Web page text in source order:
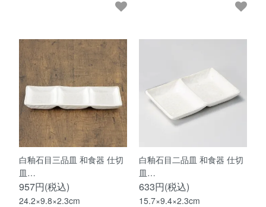
白釉石目三品皿 和食器 仕切
皿…
957円(税込)
24.2×9.8×2.3cm
白釉石目二品皿 和食器 仕切
皿…
633円(税込)
15.7×9.4×2.3cm